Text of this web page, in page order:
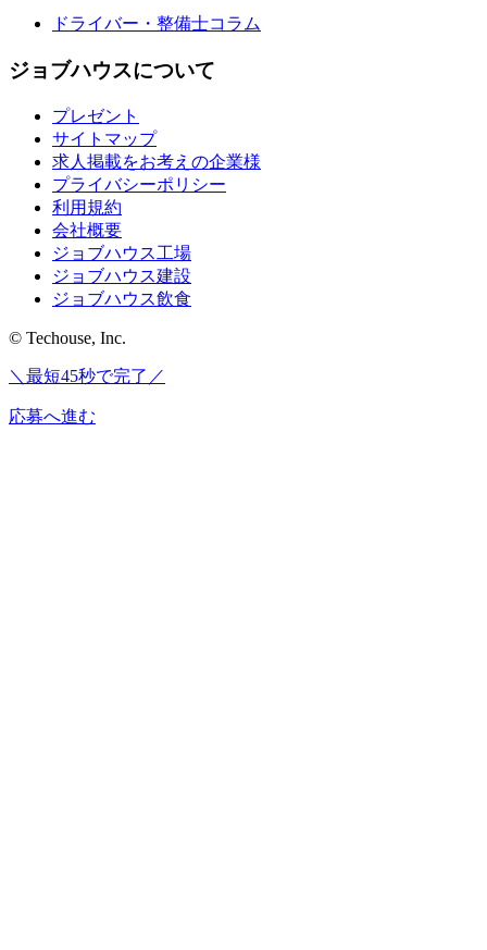
ドライバー・整備士コラム
ジョブハウスについて
プレゼント
サイトマップ
求人掲載をお考えの企業様
プライバシーポリシー
利用規約
会社概要
ジョブハウス工場
ジョブハウス建設
ジョブハウス飲食
© Techouse, Inc.
＼最短45秒で完了／
応募へ進む